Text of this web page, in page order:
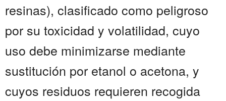
resinas), clasificado como peligroso
por su toxicidad y volatilidad, cuyo
uso debe minimizarse mediante
sustitución por etanol o acetona, y
cuyos residuos requieren recogida